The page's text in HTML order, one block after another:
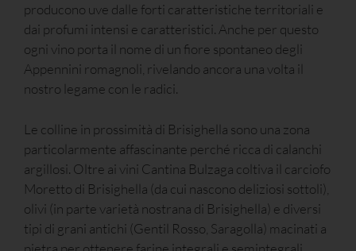
producono uve dalle forti caratteristiche territoriali e
dai profumi intensi e caratteristici. Anche per questo
ogni vino porta il nome di un fiore spontaneo degli
Appennini romagnoli, rivelando ancora una volta il
nostro legame con le radici.
Le colline in prossimità di Brisighella sono una zona
particolarmente affascinante perché ricca di calanchi
argillosi. Oltre ai vini Cantina Bulzaga coltiva il carciofo
Moretto di Brisighella (da cui nascono deliziosi sottoli),
olivi (in parte varietà nostrana di Brisighella) e diversi
tipi di grani antichi (Gentil Rosso, Saragolla) macinati a